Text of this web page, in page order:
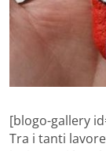
[blogo-gallery
Tra i tanti